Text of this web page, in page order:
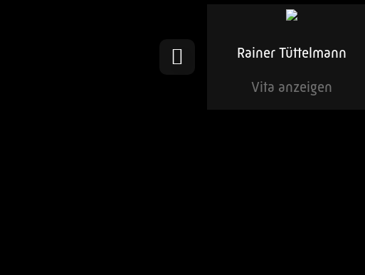
Rainer Tüttelmann
Vita anzeigen